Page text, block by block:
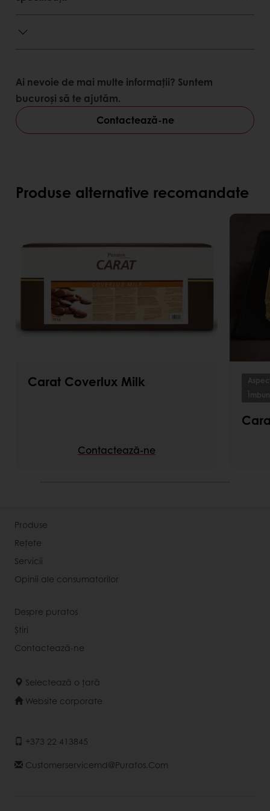
38ºC), nu se lipește de ambalajul produselor
timpul manevrãrii sau tãierii produsului
Avantaje consumator
Gust echilibrat de cacao
Ai nevoie de mai multe informații? Suntem
bucuroși să te ajutăm.
Contactează-ne
Produse alternative recomandate
Carat Coverlux Milk
Contactează-ne
Produse
Rețete
Servicii
Opinii ale consumatorilor
Despre puratos
Știri
Contactează-ne
Selectează o țară
Website corporate
+373 22 413845
Customerservicemd@puratos.com